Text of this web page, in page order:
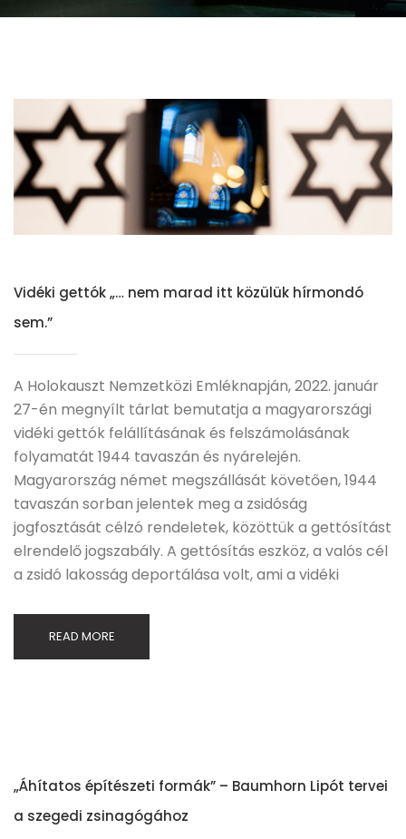
Vidéki gettók „… nem marad itt közülük hírmondó
sem.”
A Holokauszt Nemzetközi Emléknapján, 2022. január
27-én megnyílt tárlat bemutatja a magyarországi
vidéki gettók felállításának és felszámolásának
folyamatát 1944 tavaszán és nyárelején.
Magyarország német megszállását követően, 1944
tavaszán sorban jelentek meg a zsidóság
jogfosztását célzó rendeletek, közöttük a gettósítást
elrendelő jogszabály. A gettósítás eszköz, a valós cél
a zsidó lakosság deportálása volt, ami a vidéki
READ MORE
„Áhítatos építészeti formák” – Baumhorn Lipót tervei
a szegedi zsinagógához